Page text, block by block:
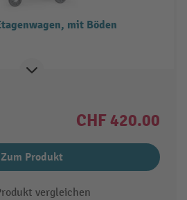
mit Böden
CHF 420.00
Zum Produkt
vergleichen